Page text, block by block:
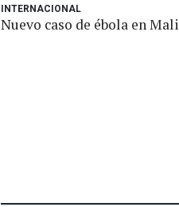
INTERNACIONAL
Nuevo caso de ébola en Mali